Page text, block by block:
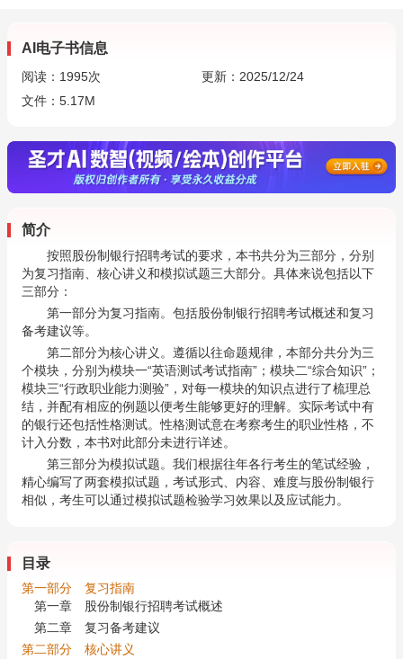
AI电子书信息
阅读： 1995次
更新：2025/12/24
文件：5.17M
简介
按照股份制银行招聘考试的要求，本书共分为三部分，分别
为复习指南、核心讲义和模拟试题三大部分。具体来说包括以下
三部分：
第一部分为复习指南。包括股份制银行招聘考试概述和复习
备考建议等。
第二部分为核心讲义。遵循以往命题规律，本部分共分为三
个模块，分别为模块一“英语测试考试指南”；模块二“综合知识”；
模块三“行政职业能力测验”，对每一模块的知识点进行了梳理总
结，并配有相应的例题以便考生能够更好的理解。实际考试中有
的银行还包括性格测试。性格测试意在考察考生的职业性格，不
计入分数，本书对此部分未进行详述。
第三部分为模拟试题。我们根据往年各行考生的笔试经验，
精心编写了两套模拟试题，考试形式、内容、难度与股份制银行
相似，考生可以通过模拟试题检验学习效果以及应试能力。
目录
第一部分 复习指南
第一章 股份制银行招聘考试概述
第二章 复习备考建议
第二部分 核心讲义